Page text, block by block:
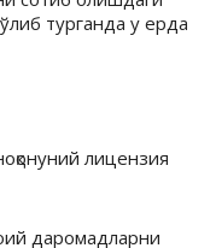
турганда у ерда
лицензия
даромадларни